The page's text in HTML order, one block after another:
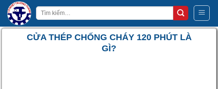
Bỏ
qua
nội
Tìm
kiếm:
CỬA THÉP CHỐNG CHÁY 120 PHÚT LÀ
GÌ?